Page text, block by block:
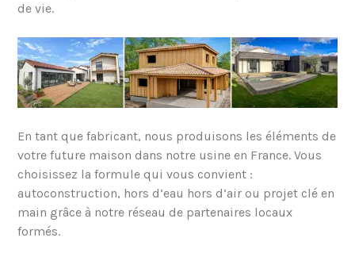
de vie.
En tant que fabricant, nous produisons les éléments de
votre future maison dans notre usine en France. Vous
choisissez la formule qui vous convient :
autoconstruction, hors d’eau hors d’air ou projet clé en
main grâce à notre réseau de partenaires locaux
formés.